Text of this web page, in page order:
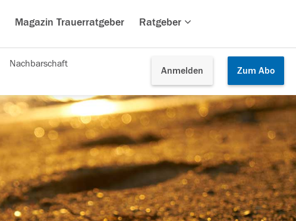
Magazin Trauerratgeber Ratgeber
Anmelden Zum Abo
Nachbarschaft